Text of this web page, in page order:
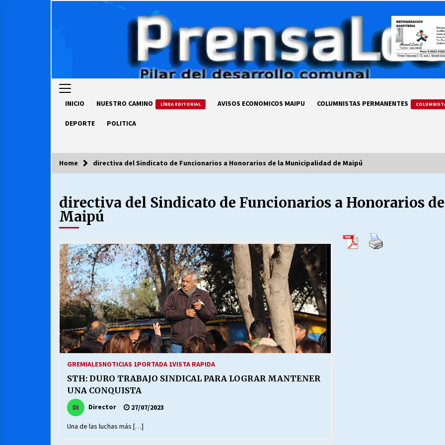
INICIO NUESTRO CAMINO LÍNEA EDITORIAL AVISOS ECONOMICOS MAIPU COLUMNISTAS PERMANENTES
DEPORTE POLITICA
COLUMNISTA
Ya se ordenaron las cuentas de
luz… ¿Y cuándo van a bajar?
LA DC POR SIEMPRE.RECORDANDO
69 AÑOS DE HISTORIA
MUNICIPALIDAD, TRABAJADORES,
CLIMA LABORAL:
13/07/2026
Escuela hospitalaria El Carmen de
Maipu.
25/06/2026
VOLVER A SER ALTERNATIVA
16/06/2026
MUNICIPALIDADES, HONORARIOS,
DESPIDOS
28/05/2026
S.O.S. a los ricos, Save Our Souls
(Salvar Nuestras Almas)
30/04/2026
¿Asesores con doble sueldo?
18/04/2026
Home directiva del Sindicato de Funcionarios a Honorarios de la Municipalidad de Maipú
directiva del Sindicato de Funcionarios a Honorarios
Maipú
GREMIALESNOTICIAS 1PORTADA 1VISTA RAPIDA
STH: DURO TRABAJO SINDICAL PARA LOGRAR MANTENER
UNA CONQUISTA
Director 27/07/2023
Una de las luchas más […]